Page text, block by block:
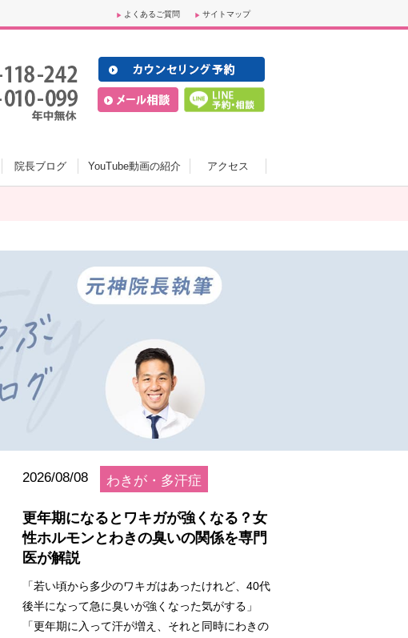
よくあるご質問 サイトマップ
院長ブログ YouTube動画の紹介 アクセス
2026/08/08 わきが・多汗症
更年期になるとワキガが強くなる？女
性ホルモンとわきの臭いの関係を専門
医が解説
「若い頃から多少のワキガはあったけれど、40代
後半になって急に臭いが強くなった気がする」
「更年期に入って汗が増え、それと同時にわきの